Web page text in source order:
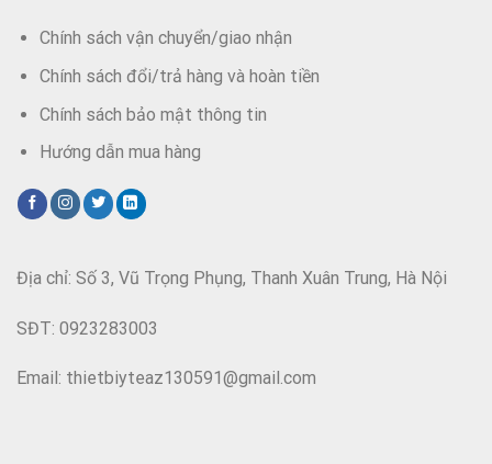
Địa chỉ: Số 3, Vũ Trọng Phụng, Thanh Xuân Trung, Hà Nội
SĐT: 0923283003
Email: thietbiyteaz130591@gmail.com
Chính sách vận chuyển/giao nhận
Chính sách đổi/trả hàng và hoàn tiền
Chính sách bảo mật thông tin
Hướng dẫn mua hàng